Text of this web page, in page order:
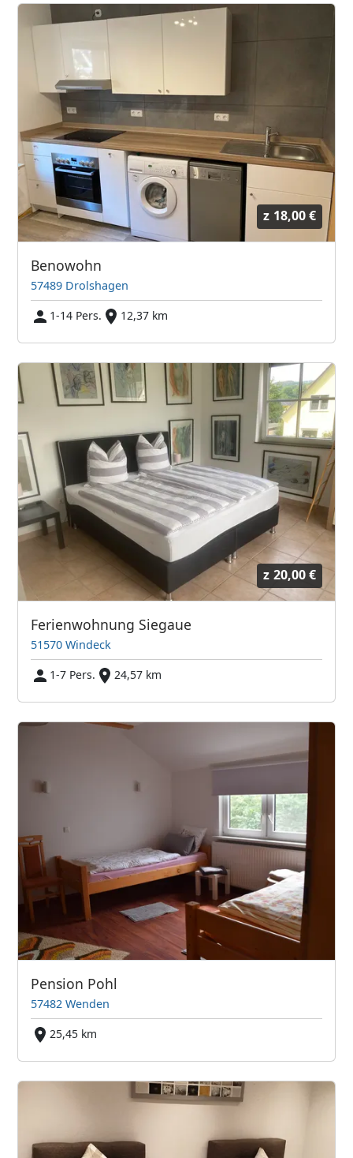
z 18,00 €
Benowohn
57489 Drolshagen
1-14 Pers.
12,37 km
z 20,00 €
Ferienwohnung Siegaue
51570 Windeck
1-7 Pers.
24,57 km
Pension Pohl
57482 Wenden
25,45 km